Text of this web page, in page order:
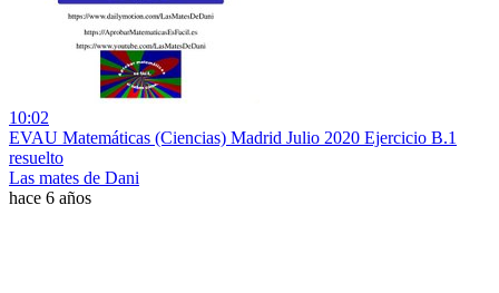
10:02
EVAU Matemáticas (Ciencias) Madrid Julio 2020 Ejercicio B.1
resuelto
Las mates de Dani
hace 6 años